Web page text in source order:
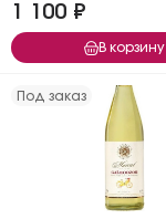
1 100 ₽
В корзину
Под заказ